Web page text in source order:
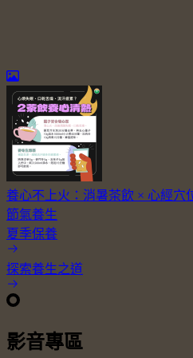
養心不上火：消暑茶飲 × 心經穴
節氣養生
夏季保養
探索養生之道
影音專區